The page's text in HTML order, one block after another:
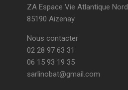
ZA Espace Vie Atlantique Nord
85190 Aizenay
Nous contacter
02 28 97 63 31
06 15 93 19 35
sarlinobat@gmail.com